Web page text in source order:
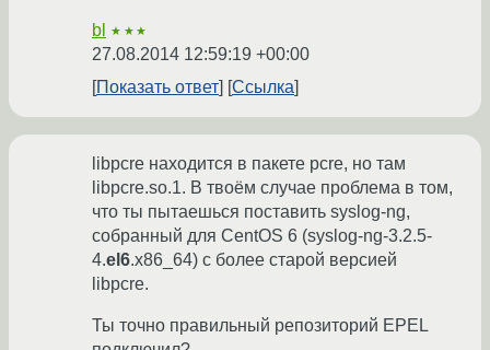
bl ★★★
27.08.2014 12:59:19 +00:00
Показать ответ
Ссылка
libpcre находится в пакете pcre, но там
libpcre.so.1. В твоём случае проблема в том,
что ты пытаешься поставить syslog-ng,
собранный для CentOS 6 (syslog-ng-3.2.5-
4.el6.x86_64) с более старой версией
libpcre.
Ты точно правильный репозиторий EPEL